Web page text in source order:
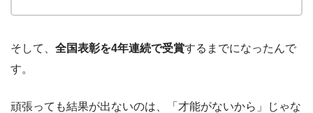
そして、 全国表彰を4年連続で受賞するまでになったんで
す。
頑張っても結果が出ないのは、「才能がないから」じゃな